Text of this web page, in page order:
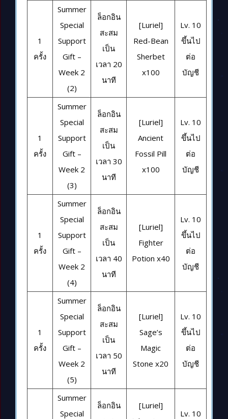
1
ครั้ง
Summer
Special
Support
Gift –
Week 2
(2)
ล็อกอิน
สะสม
เป็น
เวลา 20
นาที
[Luriel]
Red-Bean
Sherbet
x100
Lv. 10
ขึ้นไป
ต่อ
บัญชี
1
ครั้ง
Summer
Special
Support
Gift –
Week 2
(3)
ล็อกอิน
สะสม
เป็น
เวลา 30
นาที
[Luriel]
Ancient
Fossil Pill
x100
Lv. 10
ขึ้นไป
ต่อ
บัญชี
1
ครั้ง
Summer
Special
Support
Gift –
Week 2
(4)
ล็อกอิน
สะสม
เป็น
เวลา 40
นาที
[Luriel]
Fighter
Potion x40
Lv. 10
ขึ้นไป
ต่อ
บัญชี
1
ครั้ง
Summer
Special
Support
Gift –
Week 2
(5)
ล็อกอิน
สะสม
เป็น
เวลา 50
นาที
[Luriel]
Sage’s
Magic
Stone x20
Lv. 10
ขึ้นไป
ต่อ
บัญชี
Summer
Special
ล็อกอิน
[Luriel]
Lv. 10